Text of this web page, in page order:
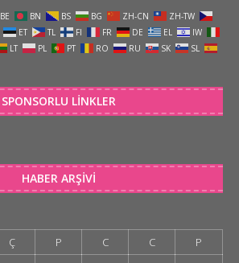
BE BN BS BG ZH-CN
ZH-TW
ET TL FI FR DE EL
IW
LT PL PT RO RU SK
SL
SPONSORLU LINKLER
HABER ARŞIVI
Ç P C C
P